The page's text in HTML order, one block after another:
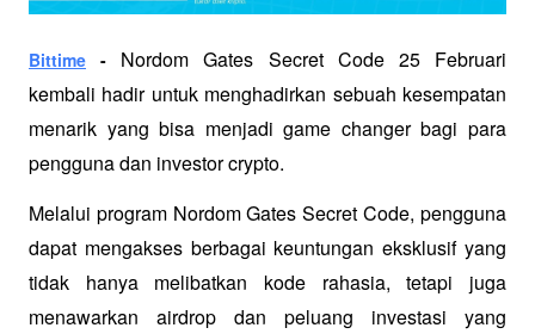
Bittime - Nordom Gates Secret Code 25 Februari
kembali hadir untuk menghadirkan sebuah kesempatan
menarik yang bisa menjadi game changer bagi para
pengguna dan investor crypto.
Melalui program Nordom Gates Secret Code, pengguna
dapat mengakses berbagai keuntungan eksklusif yang
tidak hanya melibatkan kode rahasia, tetapi juga
menawarkan airdrop dan peluang investasi yang